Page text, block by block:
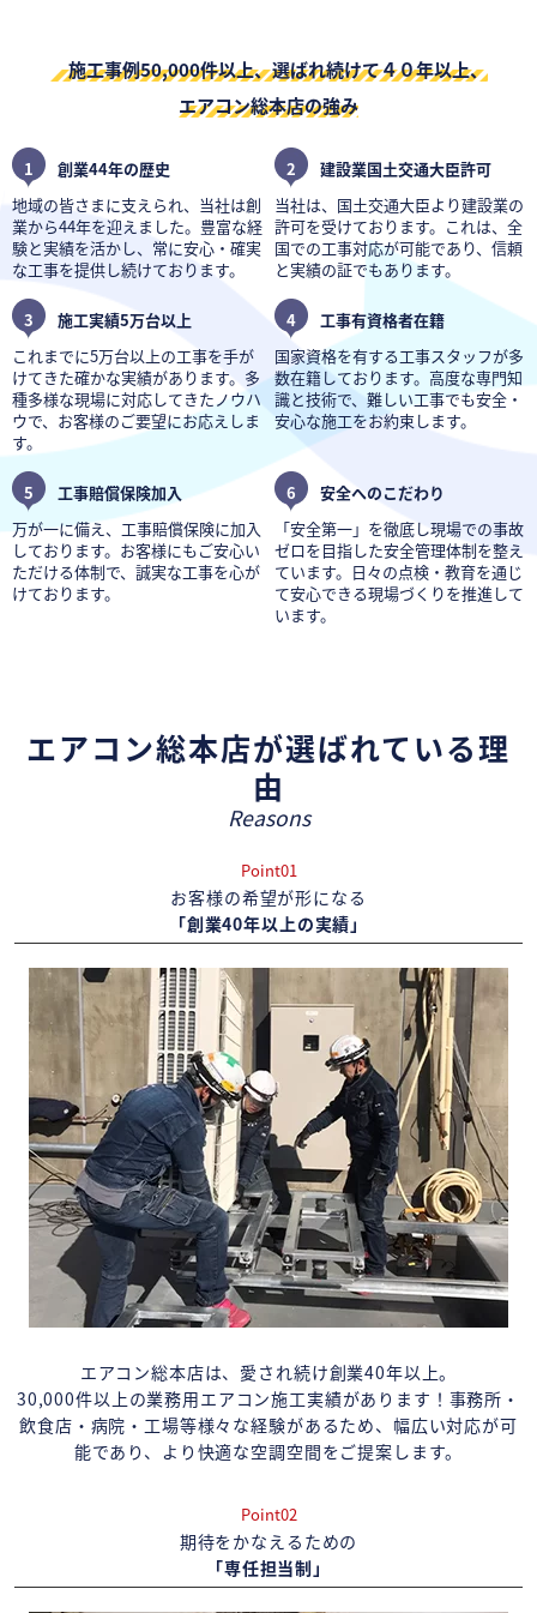
施工事例50,000件以上、選ばれ続けて４０年以上、
エアコン総本店の強み
1
創業44年の歴史
地域の皆さまに支えられ、当社は創
業から44年を迎えました。豊富な経
験と実績を活かし、常に安心・確実
な工事を提供し続けております。
2
建設業国土交通大臣許可
当社は、国土交通大臣より建設業の
許可を受けております。これは、全
国での工事対応が可能であり、信頼
と実績の証でもあります。
3
施工実績5万台以上
これまでに5万台以上の工事を手が
けてきた確かな実績があります。多
種多様な現場に対応してきたノウハ
ウで、お客様のご要望にお応えしま
す。
4
工事有資格者在籍
国家資格を有する工事スタッフが多
数在籍しております。高度な専門知
識と技術で、難しい工事でも安全・
安心な施工をお約束します。
5
工事賠償保険加入
万が一に備え、工事賠償保険に加入
しております。お客様にもご安心い
ただける体制で、誠実な工事を心が
けております。
6
安全へのこだわり
「安全第一」を徹底し現場での事故
ゼロを目指した安全管理体制を整え
ています。日々の点検・教育を通じ
て安心できる現場づくりを推進して
います。
エアコン総本店が選ばれている理
由
Reasons
Point01
お客様の希望が形になる
「創業40年以上の実績」
エアコン総本店は、愛され続け創業40年以上。
30,000件以上の業務用エアコン施工実績があります！事務所・
飲食店・病院・工場等様々な経験があるため、幅広い対応が可
能であり、より快適な空調空間をご提案します。
Point02
期待をかなえるための
「専任担当制」